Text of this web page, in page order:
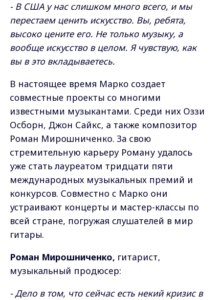
- В США у нас слишком много всего, и мы
перестаем ценить искусство. Вы, ребята,
высоко цените его. Не только музыку, а
вообще искусство в целом. Я чувствую, как
вы в это вкладываетесь.
В настоящее время Марко создает
совместные проекты со многими
известными музыкантами. Среди них Оззи
Осборн, Джон Сайкс, а также композитор
Роман Мирошниченко. За свою
стремительную карьеру Роману удалось
уже стать лауреатом тридцати пяти
международных музыкальных премий и
конкурсов. Совместно с Марко они
устраивают концерты и мастер-классы по
всей стране, погружая слушателей в мир
гитары.
Роман Мирошниченко, гитарист,
музыкальный продюсер:
- Дело в том, что сейчас есть некий кризис в